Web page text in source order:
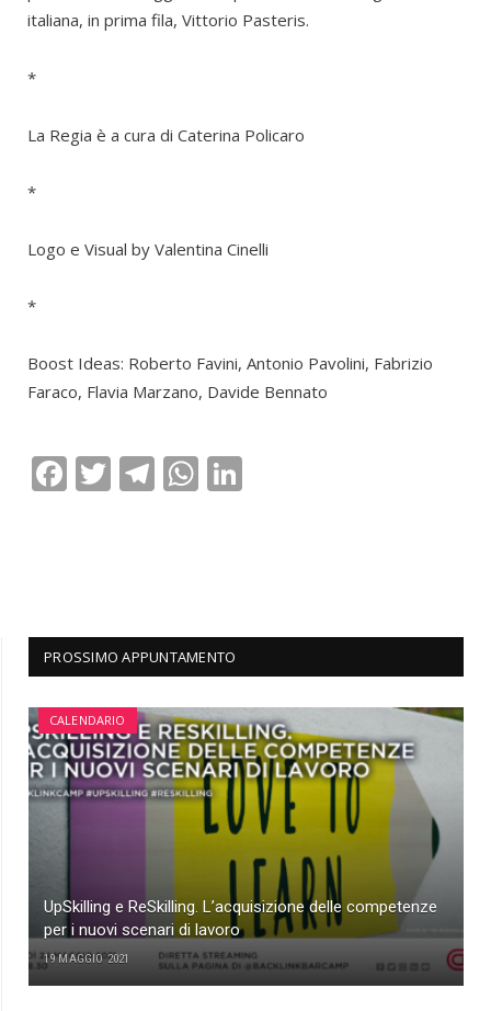
italiana, in prima fila, Vittorio Pasteris.
*
La Regia è a cura di Caterina Policaro
*
Logo e Visual by Valentina Cinelli
*
Boost Ideas: Roberto Favini, Antonio Pavolini, Fabrizio
Faraco, Flavia Marzano, Davide Bennato
Facebook
Twitter
Telegram
WhatsApp
PROSSIMO APPUNTAMENTO
CALENDARIO
UpSkilling e ReSkilling. L’acquisizione delle competenze
per i nuovi scenari di lavoro
19 MAGGIO 2021